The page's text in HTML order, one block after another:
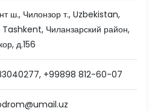
ш., Чилонзор т., Uzbekistan,
Tashkent, Чиланзарский район,
д.156
+99898 812-60-07